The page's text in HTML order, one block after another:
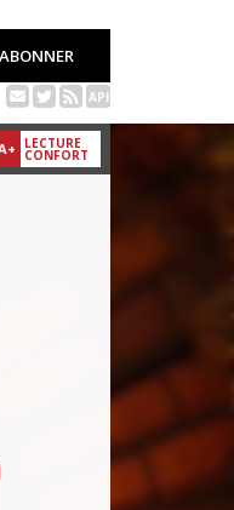
API
LECTURE
CONFORT